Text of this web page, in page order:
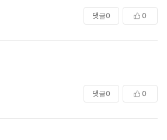
댓글0 0
댓글0 0